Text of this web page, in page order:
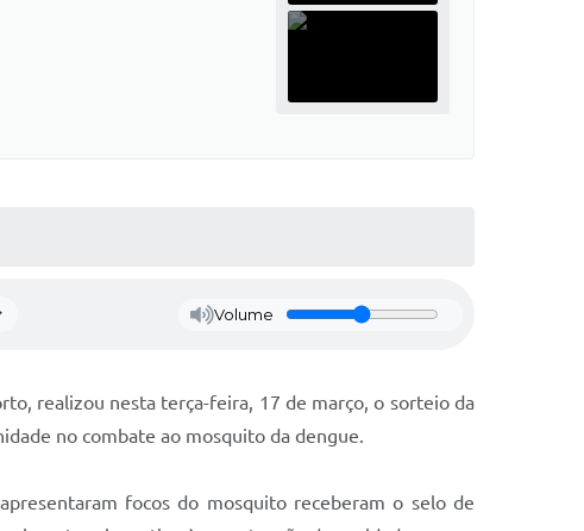
Volume
realizou nesta terça-feira, 17 de março, o sorteio da
no combate ao mosquito da dengue.
focos do mosquito receberam o selo de